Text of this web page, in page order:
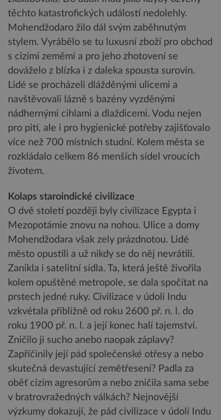
těchto katastrofických událostí nedolehly.
Mohendžodaro žilo dál svým zaběhnutým
stylem. Vyrábělo se tu luxusní zboží pro obchod
s cizími zeměmi a pro jeho zhotovení se
dováželo z blízka i z daleka spousta surovin.
Lidé se procházeli dlážděnými ulicemi a
navštěvovali lázně s bazény vyzděnými
nádhernými cihlami a dlaždicemi. Vodu nejen
pro pití, ale i pro hygienické potřeby zajišťovalo
více než 700 místních studní. Kolem města se
rozkládalo celkem 86 menších sídel vroucích
životem.
Kolaps staroindické civilizace
O dvě století později byly civilizace Egypta i
Mezopotámie znovu na nohou. Ulice a domy
Mohendžodara však zely prázdnotou. Lidé
město opustili a už nikdy se do něj nevrátili.
Zanikla i satelitní sídla. Ta, která ještě živořila
kolem opuštěné metropole, se dala spočítat na
prstech jedné ruky. Civilizace v údolí Indu
vzkvétala přibližně od roku 2600 př. n. l. do
roku 1900 př. n. l. a její konec halí tajemství.
Zničilo ji sucho anebo naopak záplavy?
Zapříčinily její pád společenské otřesy a nebo
skutečná devastující zemětřesení? Padla za
oběť cizím agresorům a nebo zničila sama sebe
v bratrovražedných válkách? Nejnovější
výzkumy dokazují, že pád civilizace v údolí Indu